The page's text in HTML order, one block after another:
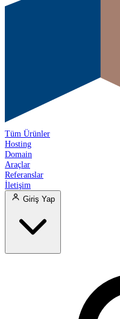
Tüm Ürünler
Hosting
Domain
Araçlar
Referanslar
İletişim
Giriş Yap